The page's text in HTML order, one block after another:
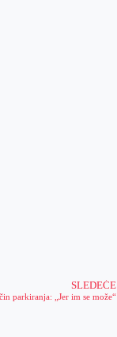
SLEDEĆE
parkiranja: „Jer im se može“